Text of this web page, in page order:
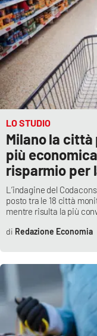
LO STUDIO
Milano la città
più
risparmio per
L’indagine del
posto tra le 18 città
mentre risulta la più
Redazione Economia